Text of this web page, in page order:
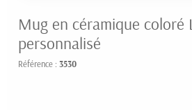
Mug en céramique coloré
personnalisé
Référence : 3530